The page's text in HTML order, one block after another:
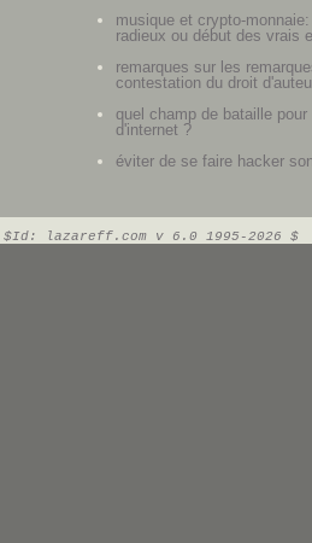
musique et crypto-
radieux ou début des vrais
remarques sur les
contestation du droit
quel champ de bataille pour
d'internet ?
éviter de se faire hacker
$Id: lazareff.com v 6.0 1995-2026 $